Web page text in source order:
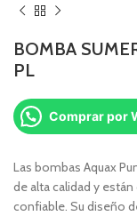
BOMBA
PL
Comprar por
Las bombas Aquax
de alta calidad y
confiable. Su diseño